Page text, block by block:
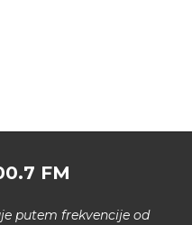
FM
putem frekvencije od